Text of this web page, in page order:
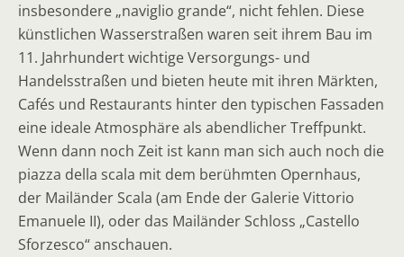
insbesondere „naviglio grande“, nicht fehlen. Diese
künstlichen Wasserstraßen waren seit ihrem Bau im
11. Jahrhundert wichtige Versorgungs- und
Handelsstraßen und bieten heute mit ihren Märkten,
Cafés und Restaurants hinter den typischen Fassaden
eine ideale Atmosphäre als abendlicher Treffpunkt.
Wenn dann noch Zeit ist kann man sich auch noch die
piazza della scala mit dem berühmten Opernhaus,
der Mailänder Scala (am Ende der Galerie Vittorio
Emanuele II), oder das Mailänder Schloss „Castello
Sforzesco“ anschauen.